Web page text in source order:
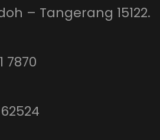
– Tangerang 15122.
7870